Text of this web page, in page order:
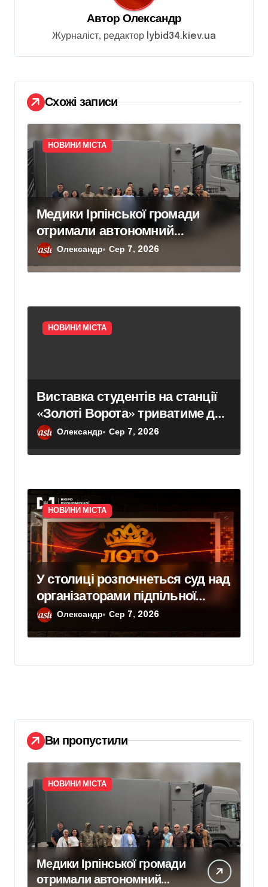
п
с
і
в
Автор Олександр
Журналіст, редактор lybid34.kiev.ua
Схожі записи
НОВИНИ МІСТА
Медики Ірпінської громади
отримали автономний
медичний модуль від місцевої
влади
Олександр Сер 7, 2026
НОВИНИ МІСТА
Виставка студентів на станції
«Золоті Ворота» триватиме до
25 серпня – Новини Києва –
Олександр Сер 7, 2026
НОВИНИ МІСТА
У столиці розпочнеться суд над
організаторами підпільної
мережі з 39 казино
Олександр Сер 7, 2026
Ви пропустили
НОВИНИ МІСТА
Медики Ірпінської громади
отримали автономний